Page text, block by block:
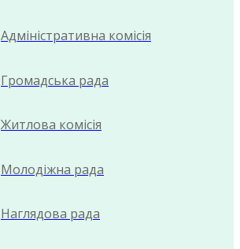
Адміністративна комісія
Громадська рада
Житлова комісія
Молодіжна рада
Наглядова рада